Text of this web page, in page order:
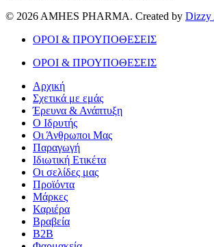
© 2026 AMHES PHARMA. Created by Dizzy
ΟΡΟΙ & ΠΡΟΥΠΟΘΕΣΕΙΣ
ΟΡΟΙ & ΠΡΟΥΠΟΘΕΣΕΙΣ
Αρχική
Σχετικά με εμάς
Έρευνα & Ανάπτυξη
Ο Ιδρυτής
Οι Άνθρωποι Μας
Παραγωγή
Ιδιωτική Ετικέτα
Οι σελίδες μας
Προϊόντα
Μάρκες
Καριέρα
Βραβεία
B2B